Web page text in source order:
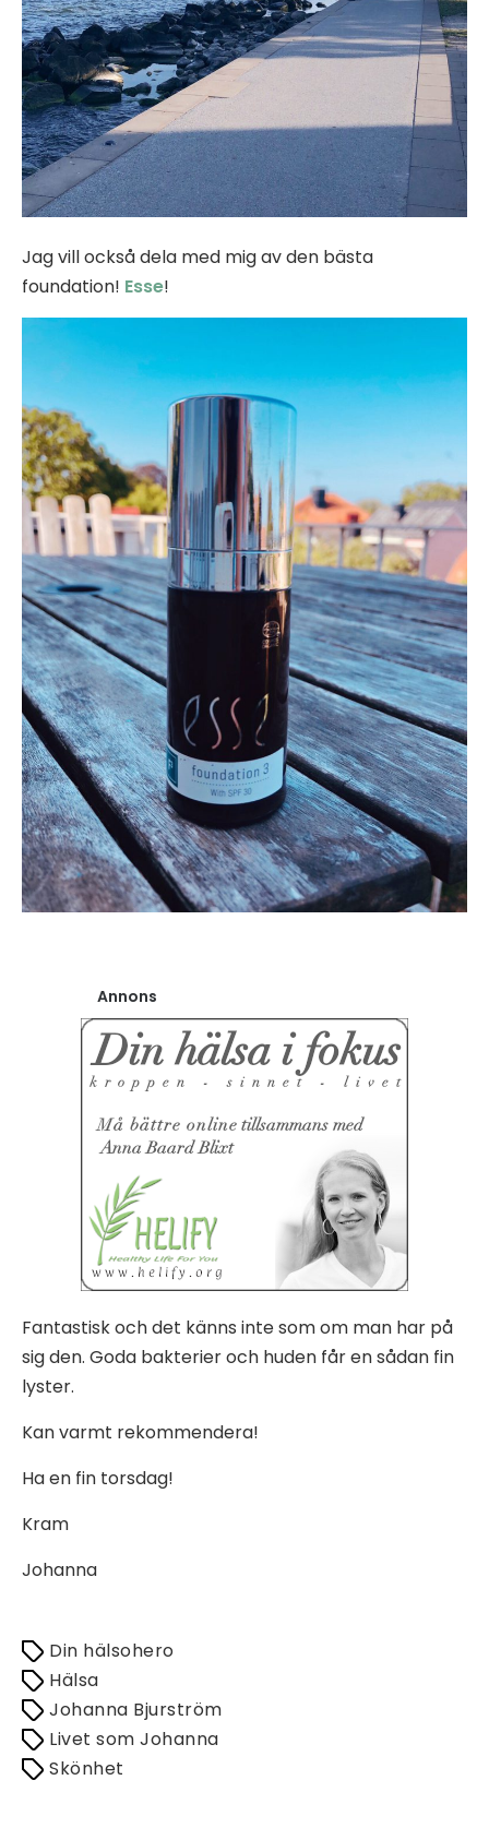
Jag vill också dela med mig av den bästa
foundation! Esse!
Annons
Fantastisk och det känns inte som om man har på
sig den. Goda bakterier och huden får en sådan fin
lyster.
Kan varmt rekommendera!
Ha en fin torsdag!
Kram
Johanna
Din hälsohero
Hälsa
Johanna Bjurström
Livet som Johanna
Skönhet